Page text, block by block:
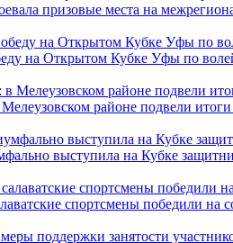
призовые места на
на Открытом Кубке Уфы по
районе подвели
выступила на Кубке
спортсмены победили на